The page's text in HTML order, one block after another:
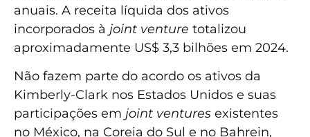
anuais. A receita líquida dos ativos
incorporados à joint venture totalizou
aproximadamente US$ 3,3 bilhões em 2024.
Não fazem parte do acordo os ativos da
Kimberly-Clark nos Estados Unidos e suas
participações em joint ventures existentes
no México, na Coreia do Sul e no Bahrein,